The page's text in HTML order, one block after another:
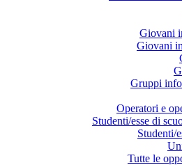
Giovani
Giovani
Gruppi
Operatori e
Studenti/esse di
Studenti/
Tutte le